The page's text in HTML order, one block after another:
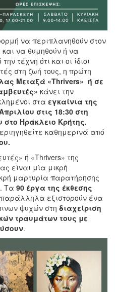
να περιπλανηθούν στον
και να θυμηθούν ή να
τέχνη ότι και οι ίδιοι
στη ζωή τους, η πρώτη
Μεταξά «Thrivers» ή σε
κάνει την
στα εγκαίνια της
στις 18:30 στη
στο Ηράκλειο Κρήτης.
καθημερινά από
ή «Thrivers» της
είναι μία μικρή
μαρτυρία παρατήρησης
Τα 90 έργα της έκθεσης
παράλληλα εξιστορούν ένα
ψυχών στη διαχείριση
τραυμάτων τους με
.